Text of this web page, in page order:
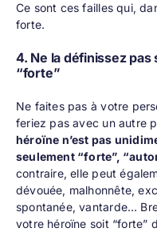
Ce sont ces failles qui,
forte.
4. Ne la définissez
“forte”
Ne faites pas à votre
feriez pas avec un autre
héroïne n’est pas
seulement “forte”,
contraire, elle peut
dévouée, malhonnête,
spontanée, vantarde…
votre héroïne soit “forte”